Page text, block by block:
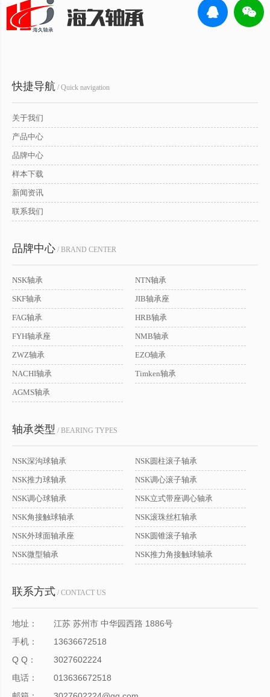
快捷导航 / Quick navigation
关于我们
产品中心
品牌中心
样本下载
新闻资讯
联系我们
品牌中心 / BRAND CENTER
NSK轴承 NTN轴承
SKF轴承 JIB轴承座
FAG轴承 HRB轴承
FYH轴承座 NMB轴承
ZWZ轴承 EZO轴承
NACHI轴承 Timken轴承
AGMS轴承
轴承类型 / BEARING TYPES
NSK深沟球轴承 NSK圆柱滚子轴承
NSK推力球轴承 NSK调心滚子轴承
NSK调心球轴承 NSK立式带座调心轴承
NSK角接触球轴承 NSK滚珠丝杠轴承
NSK外球面轴承座 NSK圆锥滚子轴承
NSK微型轴承 NSK推力角接触球轴承
联系方式 / CONTACT US
地址：
江苏 苏州市 中华园西路 1886号
手机：
13636672518
Q Q：
3027602224
电话：
013636672518